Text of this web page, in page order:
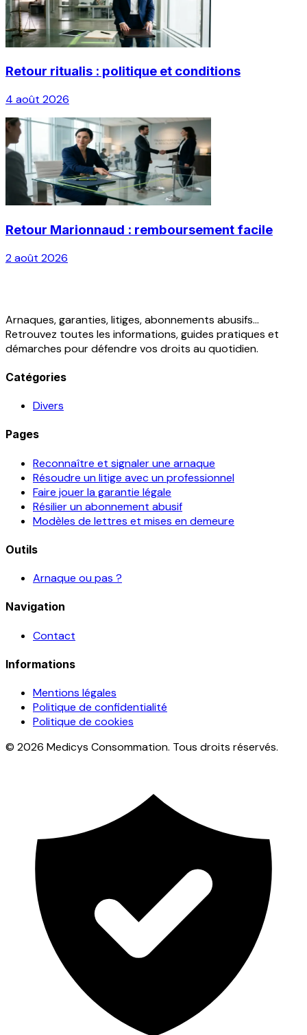
Retour ritualis : politique et conditions
4 août 2026
Retour Marionnaud : remboursement facile
2 août 2026
Arnaques, garanties, litiges, abonnements abusifs...
Retrouvez toutes les informations, guides pratiques et
démarches pour défendre vos droits au quotidien.
Catégories
Divers
Pages
Reconnaître et signaler une arnaque
Résoudre un litige avec un professionnel
Faire jouer la garantie légale
Résilier un abonnement abusif
Modèles de lettres et mises en demeure
Outils
Arnaque ou pas ?
Navigation
Contact
Informations
Mentions légales
Politique de confidentialité
Politique de cookies
© 2026 Medicys Consommation. Tous droits réservés.